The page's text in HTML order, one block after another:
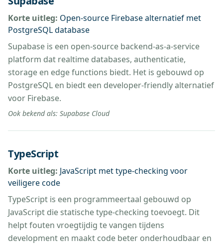
Korte uitleg: Open-source Firebase alternatief met
PostgreSQL database
Supabase is een open-source backend-as-a-service
platform dat realtime databases, authenticatie,
storage en edge functions biedt. Het is gebouwd op
PostgreSQL en biedt een developer-friendly alternatief
voor Firebase.
Ook bekend als: Supabase Cloud
TypeScript
Korte uitleg: JavaScript met type-checking voor
veiligere code
TypeScript is een programmeertaal gebouwd op
JavaScript die statische type-checking toevoegt. Dit
helpt fouten vroegtijdig te vangen tijdens
development en maakt code beter onderhoudbaar en